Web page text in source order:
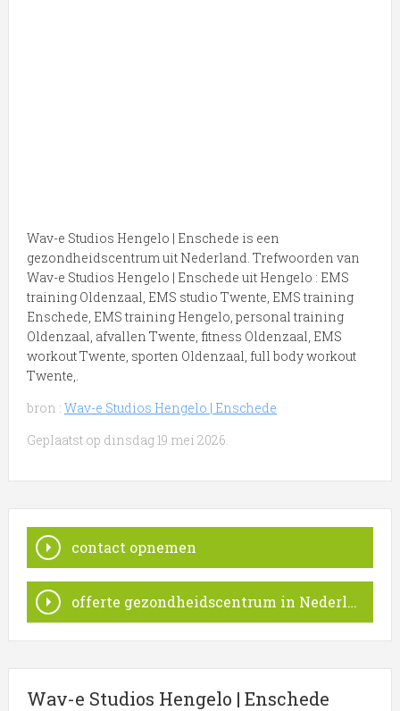
Wav-e Studios Hengelo | Enschede is een
gezondheidscentrum uit Nederland. Trefwoorden van
Wav-e Studios Hengelo | Enschede uit Hengelo : EMS
training Oldenzaal, EMS studio Twente, EMS training
Enschede, EMS training Hengelo, personal training
Oldenzaal, afvallen Twente, fitness Oldenzaal, EMS
workout Twente, sporten Oldenzaal, full body workout
Twente,.
bron : Wav-e Studios Hengelo | Enschede
Geplaatst op dinsdag 19 mei 2026.
contact opnemen
offerte gezondheidscentrum in Nederland
Wav-e Studios Hengelo | Enschede